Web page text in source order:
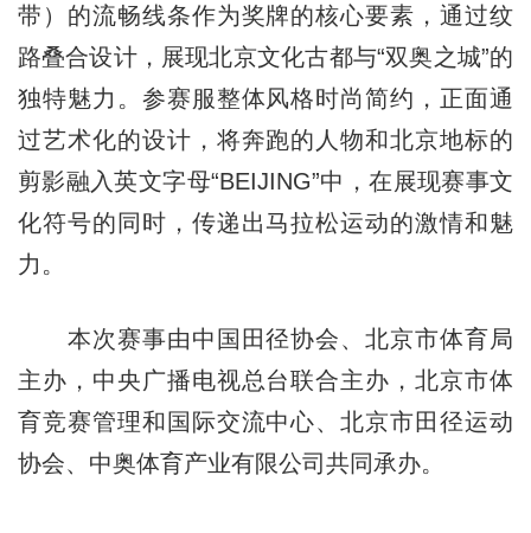
带）的流畅线条作为奖牌的核心要素，通过纹
路叠合设计，展现北京文化古都与“双奥之城”的
独特魅力。参赛服整体风格时尚简约，正面通
过艺术化的设计，将奔跑的人物和北京地标的
剪影融入英文字母“BEIJING”中，在展现赛事文
化符号的同时，传递出马拉松运动的激情和魅
力。
本次赛事由中国田径协会、北京市体育局
主办，中央广播电视总台联合主办，北京市体
育竞赛管理和国际交流中心、北京市田径运动
协会、中奥体育产业有限公司共同承办。